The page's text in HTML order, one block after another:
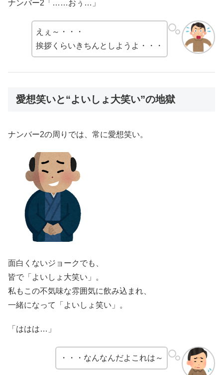
ナンバー2「……おぅ…」
えぇ～・・・
挨拶くらいきちんとしようよ・・・
愛想笑いと“よいしょ大笑い”の地獄
ナンバー2の周りでは、常に愛想笑い。
面白くないジョークでも、
皆で「よいしょ大笑い」。
私もこの不気味な雰囲気に飲み込まれ、
一緒になって「よいしょ笑い」。
「ははは…」
・・・なんなんだよこれは～